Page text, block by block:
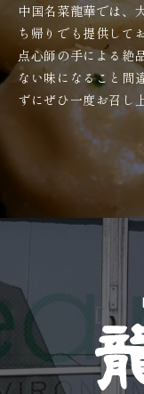
中国名菜龍華では、
ち帰りでも提供して
点心師の手による絶
ない味になること間
ずにぜひ一度お召し